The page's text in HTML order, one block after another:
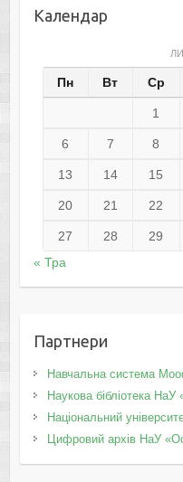
Календар
Пн Вт Ср
1
6 7 8
13 14 15
20 21 22
27 28 29
« Тра
Партнери
Навчальна система
Наукова бібліотека
Національний
Цифровий архів НаУ